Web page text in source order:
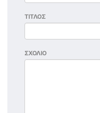
ΤΙΤΛΟΣ
ΣΧΟΛΙΟ